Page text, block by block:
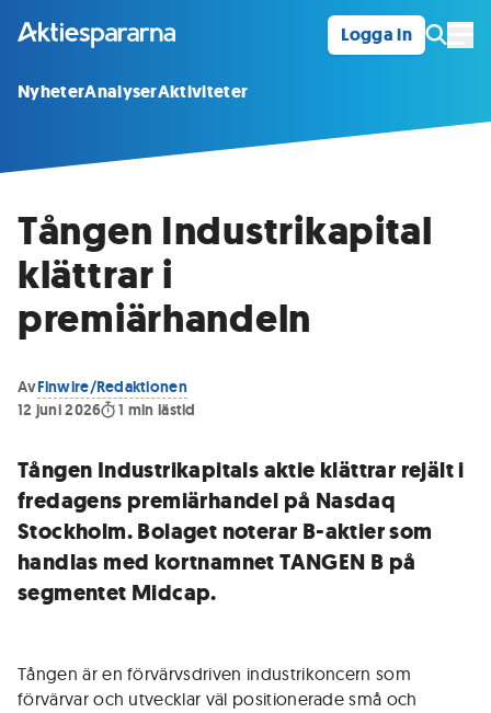
Logga in
NyheterAnalyserAktiviteter
Tången Industrikapital
klättrar i
premiärhandeln
AvFinwire/Redaktionen
12 juni 2026
1 min lästid
Tången Industrikapitals aktie klättrar rejält i
fredagens premiärhandel på Nasdaq
Stockholm. Bolaget noterar B-aktier som
handlas med kortnamnet TANGEN B på
segmentet Midcap.
Tången är en förvärvsdriven industrikoncern som
förvärvar och utvecklar väl positionerade små och